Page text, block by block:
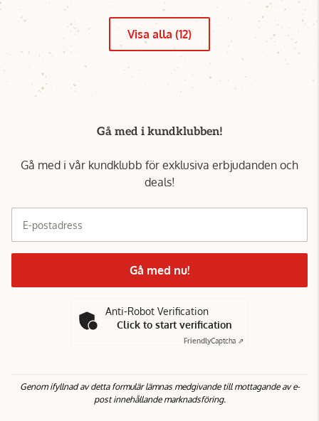
Visa alla (12)
Gå med i kundklubben!
Gå med i vår kundklubb för exklusiva erbjudanden och
deals!
E-postadress
Gå med nu!
Anti-Robot Verification
Click to start verification
FriendlyCaptcha ⇗
Genom ifyllnad av detta formulär lämnas medgivande till mottagande av e-
post innehållande marknadsföring.